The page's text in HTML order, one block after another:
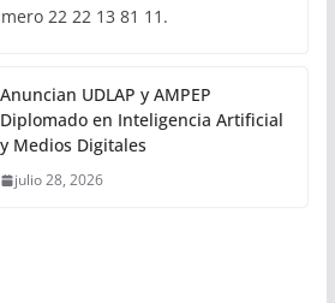
22 22 13 81 11.
Anuncian UDLAP y AMPEP
Diplomado en Inteligencia Artificial
y Medios Digitales
julio 28, 2026